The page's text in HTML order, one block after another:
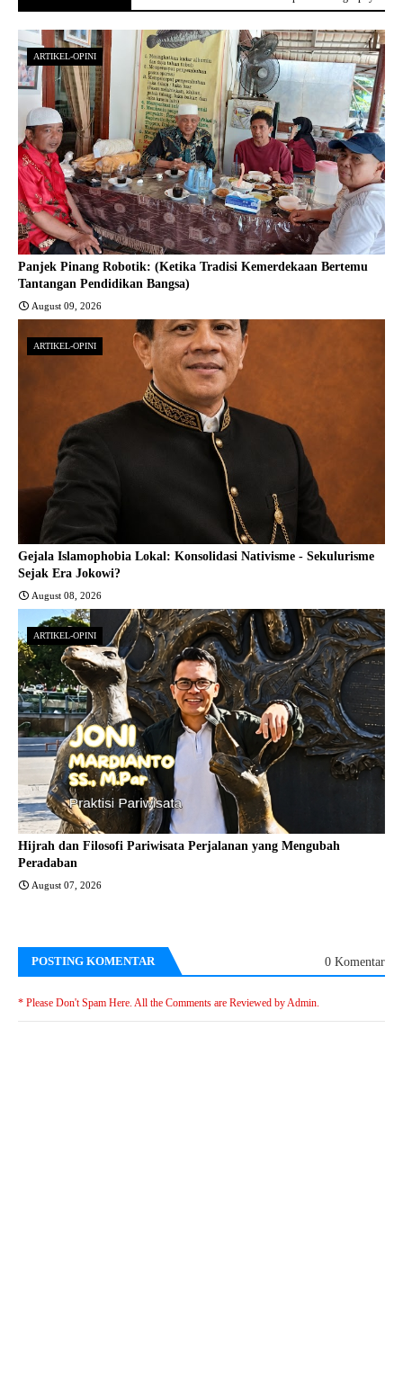
ARTIKEL-OPINI
Panjek Pinang Robotik: (Ketika Tradisi Kemerdekaan Bertemu
Tantangan Pendidikan Bangsa)
August 09, 2026
ARTIKEL-OPINI
Gejala Islamophobia Lokal: Konsolidasi Nativisme - Sekulurisme
Sejak Era Jokowi?
August 08, 2026
ARTIKEL-OPINI
Hijrah dan Filosofi Pariwisata Perjalanan yang Mengubah
Peradaban
August 07, 2026
POSTING KOMENTAR 0 Komentar
* Please Don't Spam Here. All the Comments are Reviewed by Admin.